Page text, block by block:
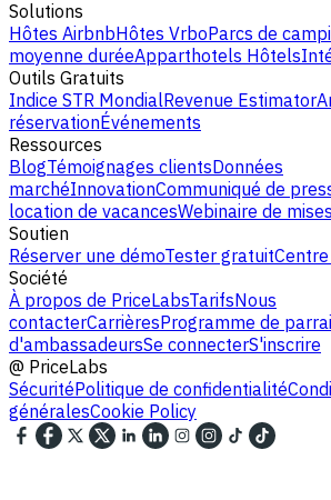
Solutions
Hôtes AirbnbHôtes VrboParcs de
moyenne duréeApparthotels Hôtels
Outils Gratuits
Indice STR MondialRevenue Estimator
réservationÉvénements
Ressources
BlogTémoignages clientsDonnées
marchéInnovationCommuniqué de
location de vacancesWebinaire de
Soutien
Réserver une démoTester gratuit
Société
À propos de PriceLabsTarifsNous
contacterCarrièresProgramme de
d'ambassadeursSe connecterS'inscrire
@ PriceLabs
SécuritéPolitique de confidentialité
généralesCookie Policy